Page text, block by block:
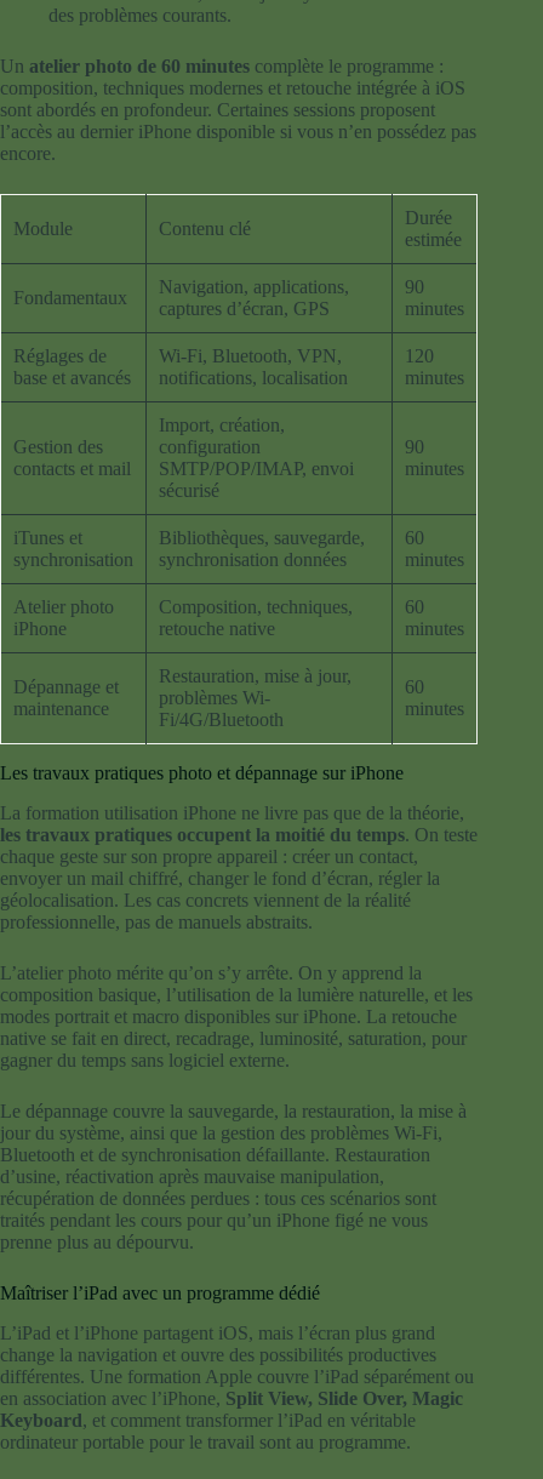
des problèmes courants.
Un atelier photo de 60 minutes complète le programme :
composition, techniques modernes et retouche intégrée à iOS
sont abordés en profondeur. Certaines sessions proposent
l’accès au dernier iPhone disponible si vous n’en possédez pas
encore.
Module Contenu clé
Durée
estimée
Fondamentaux
Navigation, applications,
captures d’écran, GPS
90
minutes
Réglages de
base et avancés
Wi-Fi, Bluetooth, VPN,
notifications, localisation
120
minutes
Gestion des
contacts et mail
Import, création,
configuration
SMTP/POP/IMAP, envoi
sécurisé
90
minutes
iTunes et
synchronisation
Bibliothèques, sauvegarde,
synchronisation données
60
minutes
Atelier photo
iPhone
Composition, techniques,
retouche native
60
minutes
Dépannage et
maintenance
Restauration, mise à jour,
problèmes Wi-
Fi/4G/Bluetooth
60
minutes
Les travaux pratiques photo et dépannage sur iPhone
La formation utilisation iPhone ne livre pas que de la théorie,
les travaux pratiques occupent la moitié du temps. On teste
chaque geste sur son propre appareil : créer un contact,
envoyer un mail chiffré, changer le fond d’écran, régler la
géolocalisation. Les cas concrets viennent de la réalité
professionnelle, pas de manuels abstraits.
L’atelier photo mérite qu’on s’y arrête. On y apprend la
composition basique, l’utilisation de la lumière naturelle, et les
modes portrait et macro disponibles sur iPhone. La retouche
native se fait en direct, recadrage, luminosité, saturation, pour
gagner du temps sans logiciel externe.
Le dépannage couvre la sauvegarde, la restauration, la mise à
jour du système, ainsi que la gestion des problèmes Wi-Fi,
Bluetooth et de synchronisation défaillante. Restauration
d’usine, réactivation après mauvaise manipulation,
récupération de données perdues : tous ces scénarios sont
traités pendant les cours pour qu’un iPhone figé ne vous
prenne plus au dépourvu.
Maîtriser l’iPad avec un programme dédié
L’iPad et l’iPhone partagent iOS, mais l’écran plus grand
change la navigation et ouvre des possibilités productives
différentes. Une formation Apple couvre l’iPad séparément ou
en association avec l’iPhone, Split View, Slide Over, Magic
Keyboard, et comment transformer l’iPad en véritable
ordinateur portable pour le travail sont au programme.